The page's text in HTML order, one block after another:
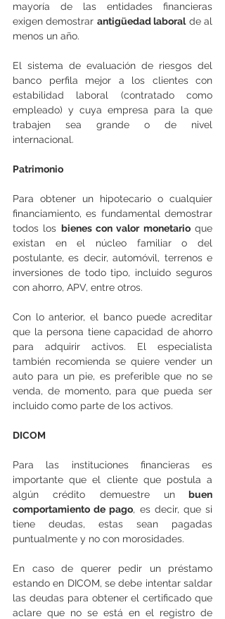
mayoría de las entidades financieras
exigen demostrar antigüedad laboral de al
menos un año.
El sistema de evaluación de riesgos del
banco perfila mejor a los clientes con
estabilidad laboral (contratado como
empleado) y cuya empresa para la que
trabajen sea grande o de nivel
internacional.
Patrimonio
Para obtener un hipotecario o cualquier
financiamiento, es fundamental demostrar
todos los bienes con valor monetario que
existan en el núcleo familiar o del
postulante, es decir, automóvil, terrenos e
inversiones de todo tipo, incluido seguros
con ahorro, APV, entre otros.
Con lo anterior, el banco puede acreditar
que la persona tiene capacidad de ahorro
para adquirir activos. El especialista
también recomienda se quiere vender un
auto para un pie, es preferible que no se
venda, de momento, para que pueda ser
incluido como parte de los activos.
DICOM
Para las instituciones financieras es
importante que el cliente que postula a
algún crédito demuestre un buen
comportamiento de pago, es decir, que si
tiene deudas, estas sean pagadas
puntualmente y no con morosidades.
En caso de querer pedir un préstamo
estando en DICOM, se debe intentar saldar
las deudas para obtener el certificado que
aclare que no se está en el registro de